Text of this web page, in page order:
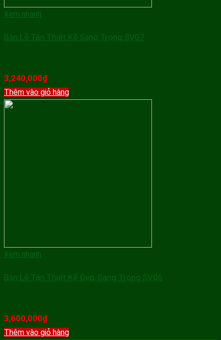
Xem nhanh
Bàn Lễ Tân Thiết Kế Sang Trọng SV07
3,240,000₫
Thêm vào giỏ hàng
Xem nhanh
Bàn Lễ Tân Thiết Kế Đẹp, Sang Trọng SV06
3,600,000₫
Thêm vào giỏ hàng